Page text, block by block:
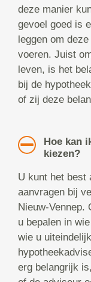
deze manier
gevoel goed is
leggen om
voeren. Juist
leven, is het
bij de
of zij deze
Hoe kan
kiezen?
U kunt het best
aanvragen bij
Nieuw-Vennep.
u bepalen in
wie u
erg belangrijk